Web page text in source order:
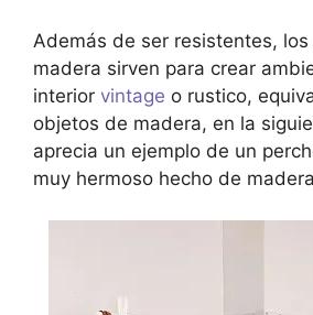
Además de ser resistentes,
madera sirven para crear
interior vintage o rustico,
objetos de madera, en la
aprecia un ejemplo de un
muy hermoso hecho de